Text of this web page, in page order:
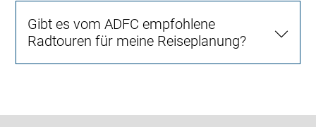
Gibt es vom ADFC empfohlene
Radtouren für meine Reiseplanung?